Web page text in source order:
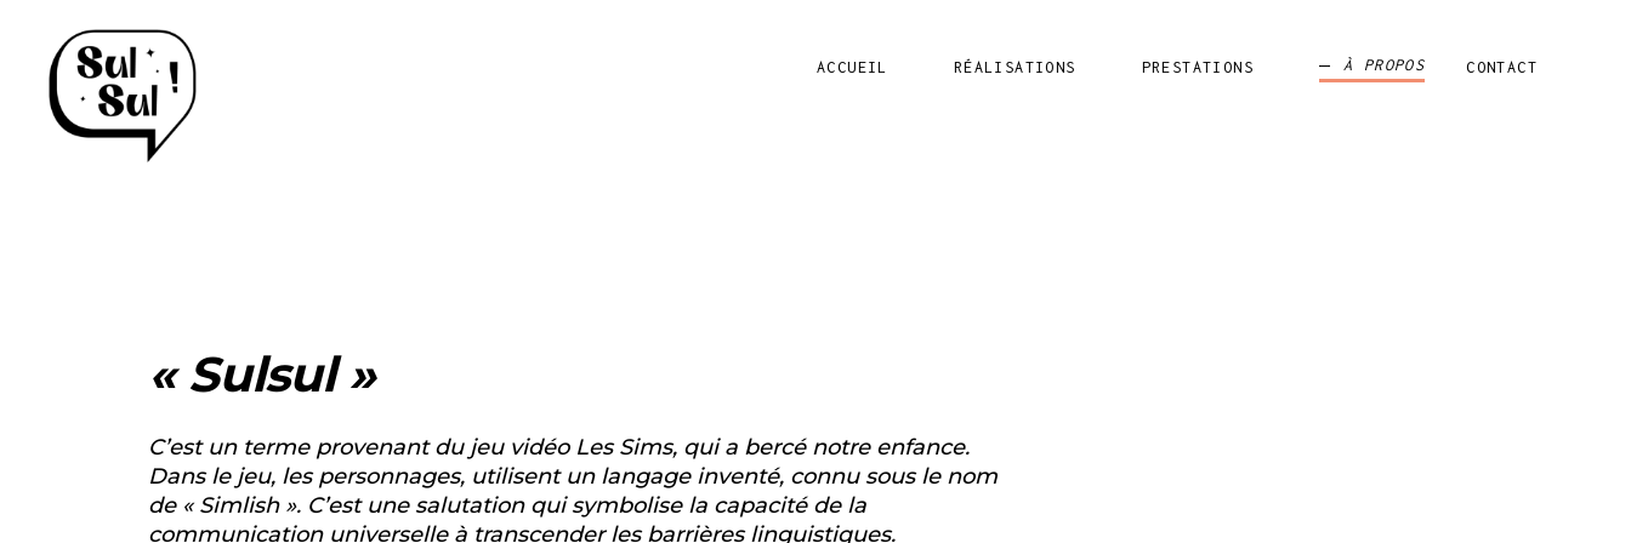
ACCUEIL RÉALISATIONS PRESTATIONS À PROPOS CONTACT
« Sulsul »
C’est un terme provenant dujeu vidéo Les Sims, qui a bercé notre enfance.
Dans le jeu, les personnages, utilisent un langage inventé, connu sous le nom
de « Simlish ». C’est une salutation qui symbolise la capacité de la
communication universelle à transcender les barrières linguistiques.